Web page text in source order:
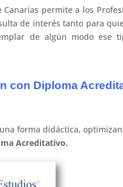
Canarias permite a los
de interés tanto para
de algún modo ese
con Diploma
forma didáctica,
Acreditativo.